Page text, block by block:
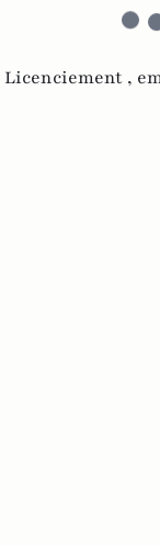
Licenciement ,